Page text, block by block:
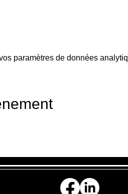
paramètres de données